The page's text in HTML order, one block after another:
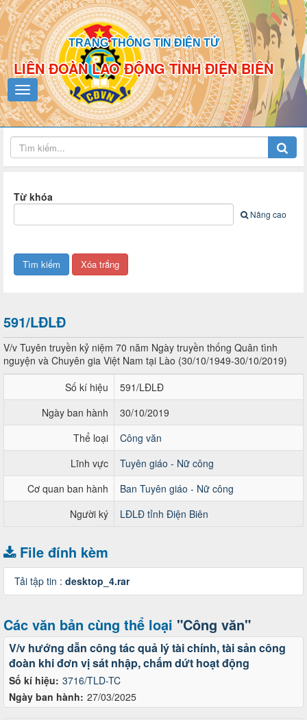
TRANG THÔNG TIN ĐIỆN TỬ
LIÊN ĐOÀN LAO ĐỘNG TỈNH ĐIỆN BIÊN
Từ khóa
Nâng cao
591/LĐLĐ
V/v Tuyên truyền kỷ niệm 70 năm Ngày truyền thống Quân tình
nguyện và Chuyên gia Việt Nam tại Lào (30/10/1949-30/10/2019)
Số kí hiệu
591/LĐLĐ
Ngày ban hành
30/10/2019
Thể loại
Công văn
Lĩnh vực
Tuyên giáo - Nữ công
Cơ quan ban hành
Ban Tuyên giáo - Nữ công
Người ký
LĐLĐ tỉnh Điện Biên
File đính kèm
Tải tập tin : desktop_4.rar
Các văn bản cùng thể loại "Công văn"
Số kí hiệu: 3716/TLD-TC
Ngày ban hành: 27/03/2025
V/v hướng dẫn công tác quả lý tài chính, tài sản công
đoàn khi đơn vị sát nhập, chấm dứt hoạt động